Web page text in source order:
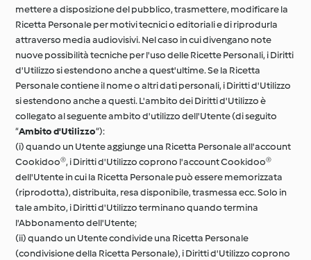
mettere a disposizione del pubblico, trasmettere, modificare la
Ricetta Personale per motivi tecnici o editoriali e di riprodurla
attraverso media audiovisivi. Nel caso in cui divengano note
nuove possibilità tecniche per l'uso delle Ricette Personali, i Diritti
d'Utilizzo si estendono anche a quest'ultime. Se la Ricetta
Personale contiene il nome o altri dati personali, i Diritti d'Utilizzo
si estendono anche a questi. L'ambito dei Diritti d'Utilizzo è
collegato al seguente ambito d'utilizzo dell'Utente (di seguito
“Ambito d'Utilizzo“):
(i) quando un Utente aggiunge una Ricetta Personale all'account
Cookidoo®, i Diritti d'Utilizzo coprono l'account Cookidoo®
dell'Utente in cui la Ricetta Personale può essere memorizzata
(riprodotta), distribuita, resa disponibile, trasmessa ecc. Solo in
tale ambito, i Diritti d'Utilizzo terminano quando termina
l'Abbonamento dell'Utente;
(ii) quando un Utente condivide una Ricetta Personale
(condivisione della Ricetta Personale), i Diritti d'Utilizzo coprono